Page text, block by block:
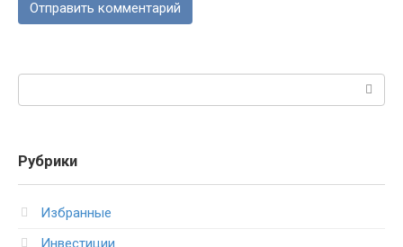
Поиск:
Рубрики
Избранные
Инвестиции